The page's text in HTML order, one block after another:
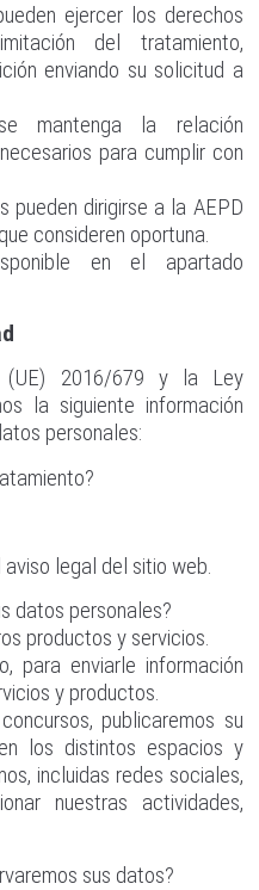
ejercer los derechos
del tratamiento,
enviando su solicitud a
mantenga la relación
para cumplir con
pueden dirigirse a la AEPD
consideren oportuna.
en el apartado
(UE) 2016/679 y la Ley
la siguiente información
personales:
legal del sitio web.
datos personales?
productos y servicios.
para enviarle información
y productos.
publicaremos su
los distintos espacios y
incluidas redes sociales,
nuestras actividades,
sus datos?